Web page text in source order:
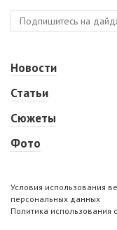
Новости
Статьи
Сюжеты
Фото
Условия использования
персональных данных
Политика использования